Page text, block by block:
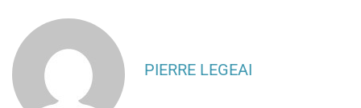
PIERRE LEGEAI